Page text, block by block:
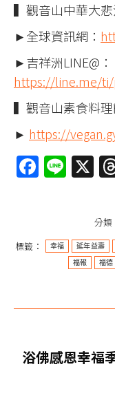
▍觀音山中華大
►全球資訊網：
►吉祥洲LINE@：
https://line.me/
▍觀音山素食料
► https://
Line
X
分類
標籤：
幸福 延年益壽
福報 福德
章
浴佛感恩幸福